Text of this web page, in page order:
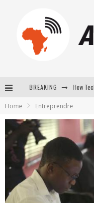
BREAKING How
Home Entreprendre